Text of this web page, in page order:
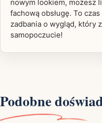
nowym lookiem, możesz
fachową obsługę. To
zadbania o wygląd, który
samopoczucie!
Podobne